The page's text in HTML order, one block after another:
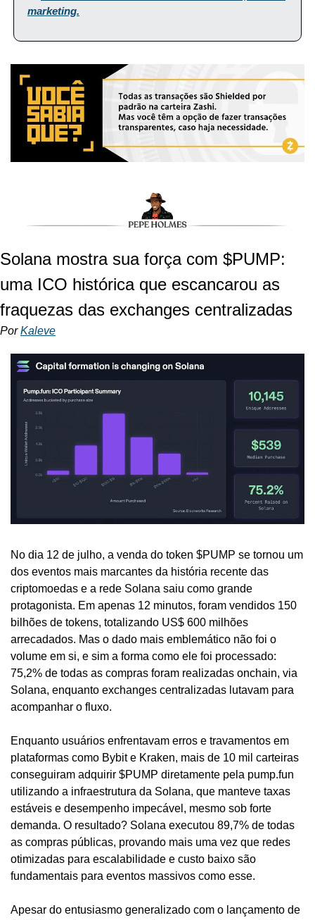
marketing.
Solana mostra sua força com $PUMP:
uma ICO histórica que escancarou as
fraquezas das exchanges centralizadas
Por Kaleve
No dia 12 de julho, a venda do token $PUMP se tornou um
dos eventos mais marcantes da história recente das
criptomoedas e a rede Solana saiu como grande
protagonista. Em apenas 12 minutos, foram vendidos 150
bilhões de tokens, totalizando US$ 600 milhões
arrecadados. Mas o dado mais emblemático não foi o
volume em si, e sim a forma como ele foi processado:
75,2% de todas as compras foram realizadas onchain, via
Solana, enquanto exchanges centralizadas lutavam para
acompanhar o fluxo.
Enquanto usuários enfrentavam erros e travamentos em
plataformas como Bybit e Kraken, mais de 10 mil carteiras
conseguiram adquirir $PUMP diretamente pela pump.fun
utilizando a infraestrutura da Solana, que manteve taxas
estáveis e desempenho impecável, mesmo sob forte
demanda. O resultado? Solana executou 89,7% de todas
as compras públicas, provando mais uma vez que redes
otimizadas para escalabilidade e custo baixo são
fundamentais para eventos massivos como esse.
Apesar do entusiasmo generalizado com o lançamento de